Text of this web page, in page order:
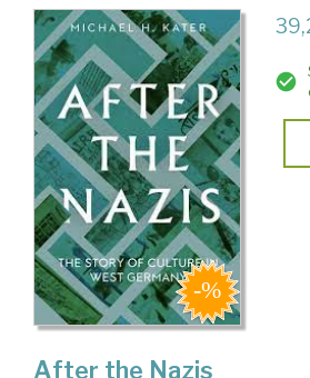
After the Nazis